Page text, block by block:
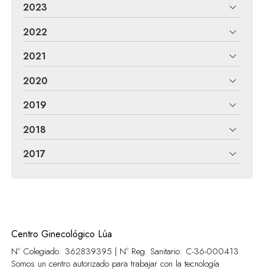
2023
2022
2021
2020
2019
2018
2017
Centro Ginecológico Lúa
Nº Colegiado: 362839395 | Nº Reg. Sanitario: C-36-000413
Somos un centro autorizado para trabajar con la tecnología